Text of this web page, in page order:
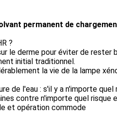
permanent de
?
le derme pour éviter de rester
initial traditionnel.
la vie de la lampe
de l'eau : s'il y a n'importe quel
contre n'importe quel risque
et opération commode